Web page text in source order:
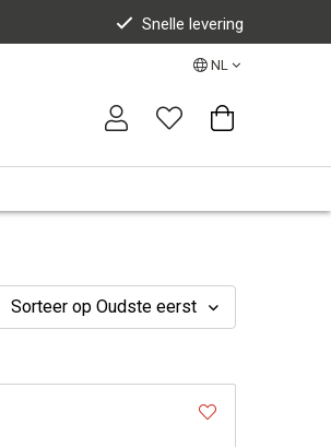
Snelle levering
NL